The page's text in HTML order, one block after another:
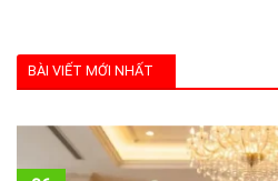
BÀI VIẾT MỚI NHẤT